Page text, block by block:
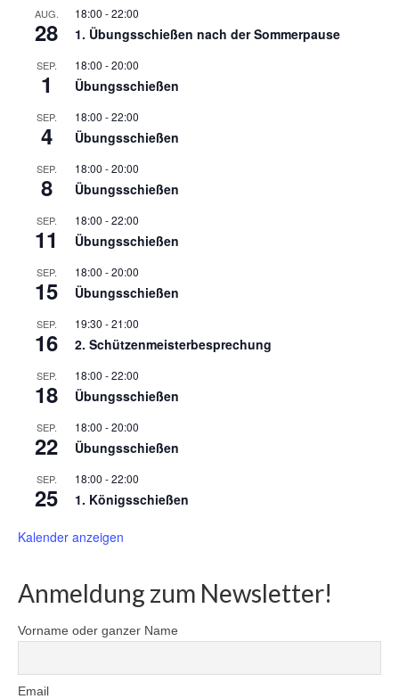
AUG.
28
18:00 -22:00
1. Übungsschießen nach der Sommerpause
SEP.
1
18:00 -20:00
Übungsschießen
SEP.
4
18:00 -22:00
Übungsschießen
SEP.
8
18:00 -20:00
Übungsschießen
SEP.
11
18:00 -22:00
Übungsschießen
SEP.
15
18:00 -20:00
Übungsschießen
SEP.
16
19:30 -21:00
2. Schützenmeisterbesprechung
SEP.
18
18:00 -22:00
Übungsschießen
SEP.
22
18:00 -20:00
Übungsschießen
SEP.
25
18:00 -22:00
1. Königsschießen
Kalender anzeigen
Anmeldung zum Newsletter!
Vorname oder ganzer Name
Email